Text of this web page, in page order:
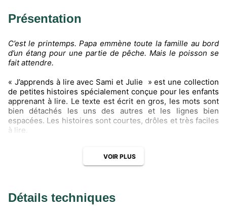
Présentation
C’est le printemps. Papa emmène toute la famille au bord
d’un étang pour une partie de pêche. Mais le poisson se
fait attendre.
« J’apprends à lire avec Sami et Julie » est une collection
de petites histoires spécialement conçue pour les enfants
apprenant à lire. Le texte est écrit en gros, les mots sont
bien détachés les uns des autres et les lignes bien
espacées. Les histoires sont courtes, drôles et très faciles
à lire.
VOIR PLUS
Détails techniques